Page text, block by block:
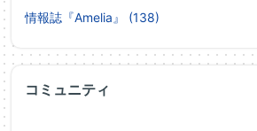
情報誌『Amelia』 (138)
コミュニティ